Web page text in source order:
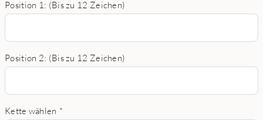
Position 1: (Bis zu 12 Zeichen)
Position 2: (Bis zu 12 Zeichen)
Kette wählen *